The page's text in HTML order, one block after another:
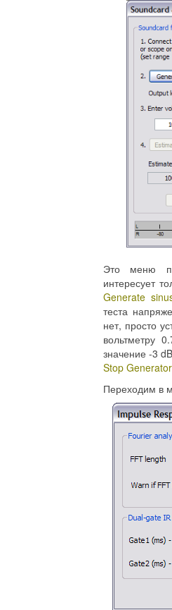
Это меню
интересует
Generate
теста
нет, просто
вольтметру
значение -3
Stop Generator
Переходим в